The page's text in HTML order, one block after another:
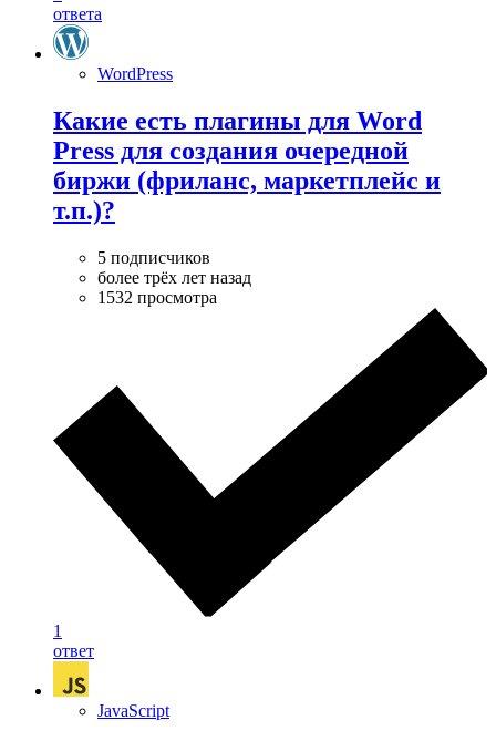
ответа
WordPress
Какие есть плагины для Word
Press для создания очередной
биржи (фриланс, маркетплейс и
т.п.)?
5 подписчиков
более трёх лет назад
1532 просмотра
1
ответ
JavaScript